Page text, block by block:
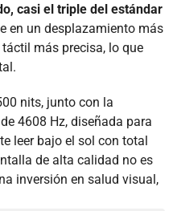
casi el triple del estándar
en un desplazamiento más
más precisa, lo que
nits, junto con la
4608 Hz, diseñada para
leer bajo el sol con total
de alta calidad no es
inversión en salud visual,